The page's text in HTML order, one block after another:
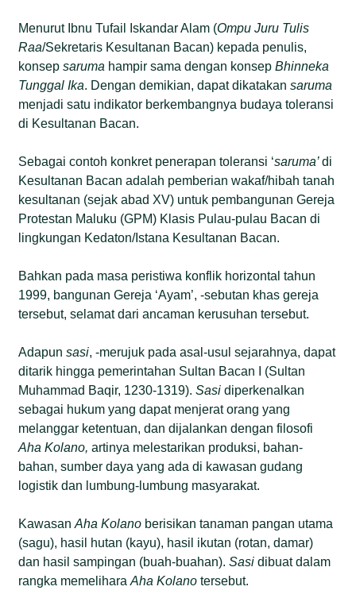
Menurut Ibnu Tufail Iskandar Alam (Ompu Juru Tulis
Raa/Sekretaris Kesultanan Bacan) kepada penulis,
konsepsaruma hampir sama dengan konsepBhinneka
Tunggal Ika. Dengan demikian, dapat dikatakansaruma
menjadi satu indikator berkembangnya budaya toleransi
di Kesultanan Bacan.
Sebagai contoh konkret penerapan toleransi ‘saruma’di
Kesultanan Bacan adalah pemberian wakaf/hibah tanah
kesultanan (sejak abad XV) untuk pembangunan Gereja
Protestan Maluku (GPM) Klasis Pulau-pulau Bacan di
lingkungan Kedaton/Istana Kesultanan Bacan.
Bahkan pada masa peristiwa konflik horizontal tahun
1999, bangunan Gereja ‘Ayam’, -sebutan khas gereja
tersebut, selamat dari ancaman kerusuhan tersebut.
Adapunsasi, -merujuk pada asal-usul sejarahnya, dapat
ditarik hingga pemerintahan Sultan Bacan I (Sultan
Muhammad Baqir, 1230-1319).Sasidiperkenalkan
sebagai hukum yang dapat menjerat orang yang
melanggar ketentuan, dan dijalankan dengan filosofi
Aha Kolano,artinya melestarikan produksi, bahan-
bahan, sumber daya yang ada di kawasan gudang
logistik dan lumbung-lumbung masyarakat.
KawasanAha Kolano berisikan tanaman pangan utama
(sagu), hasil hutan (kayu), hasil ikutan (rotan, damar)
dan hasil sampingan (buah-buahan).Sasidibuat dalam
rangka memeliharaAha Kolanotersebut.